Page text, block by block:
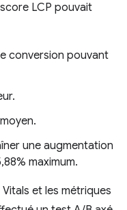
LCP pouvait
conversion pouvant
une augmentation
maximum.
et les métriques